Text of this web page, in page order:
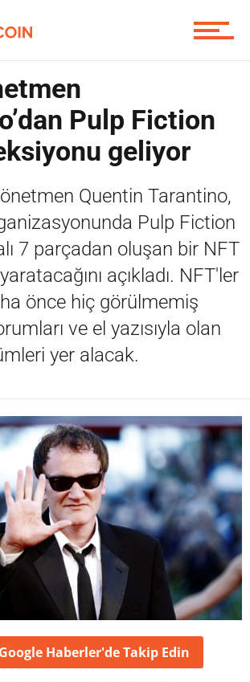
Pulp Fiction
geliyor
Quentin Tarantino,
Pulp Fiction
7 parçadan oluşan bir NFT
açıkladı. NFT'ler
önce hiç görülmemiş
ve el yazısıyla olan
yer alacak.
Google Haberler'deTakip Edin